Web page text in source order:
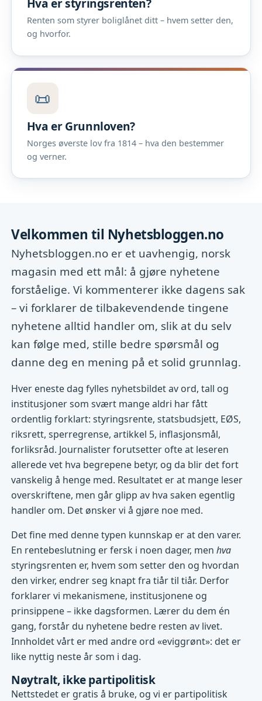
Hva er styringsrenten?
Renten som styrer boliglånet ditt – hvem setter den,
og hvorfor.
📜
Hva er Grunnloven?
Norges øverste lov fra 1814 – hva den bestemmer
og verner.
Velkommen til Nyhetsbloggen.no
Nyhetsbloggen.no er et uavhengig, norsk
magasin med ett mål: å gjøre nyhetene
forståelige. Vi kommenterer ikke dagens sak
– vi forklarer de tilbakevendende tingene
nyhetene alltid handler om, slik at du selv
kan følge med, stille bedre spørsmål og
danne deg en mening på et solid grunnlag.
Hver eneste dag fylles nyhetsbildet av ord, tall og
institusjoner som svært mange aldri har fått
ordentlig forklart: styringsrente, statsbudsjett, EØS,
riksrett, sperregrense, artikkel 5, inflasjonsmål,
forliksråd. Journalister forutsetter ofte at leseren
allerede vet hva begrepene betyr, og da blir det fort
vanskelig å henge med. Resultatet er at mange leser
overskriftene, men går glipp av hva saken egentlig
handler om. Det ønsker vi å gjøre noe med.
Det fine med denne typen kunnskap er at den varer.
En rentebeslutning er fersk i noen dager, menhva
styringsrenten er, hvem som setter den og hvordan
den virker, endrer seg knapt fra tiår til tiår. Derfor
forklarer vi mekanismene, institusjonene og
prinsippene – ikke dagsformen. Lærer du dem én
gang, forstår du nyhetene bedre resten av livet.
Innholdet vårt er med andre ord «eviggrønt»: det er
like nyttig neste år som i dag.
Nøytralt, ikke partipolitisk
Nettstedet er gratis å bruke, og vi er partipolitisk